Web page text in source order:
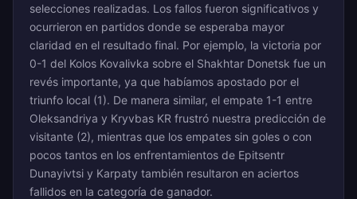
selecciones realizadas. Los fallos fueron significativos y
ocurrieron en partidos donde se esperaba mayor
claridad en el resultado final. Por ejemplo, la victoria por
0-1 del Kolos Kovalivka sobre el Shakhtar Donetsk fue un
revés importante, ya que habíamos apostado por el
triunfo local (1). De manera similar, el empate 1-1 entre
Oleksandriya y Kryvbas KR frustró nuestra predicción de
visitante (2), mientras que los empates sin goles o con
pocos tantos en los enfrentamientos de Epitsentr
Dunayivtsi y Karpaty también resultaron en aciertos
fallidos en la categoría de ganador.